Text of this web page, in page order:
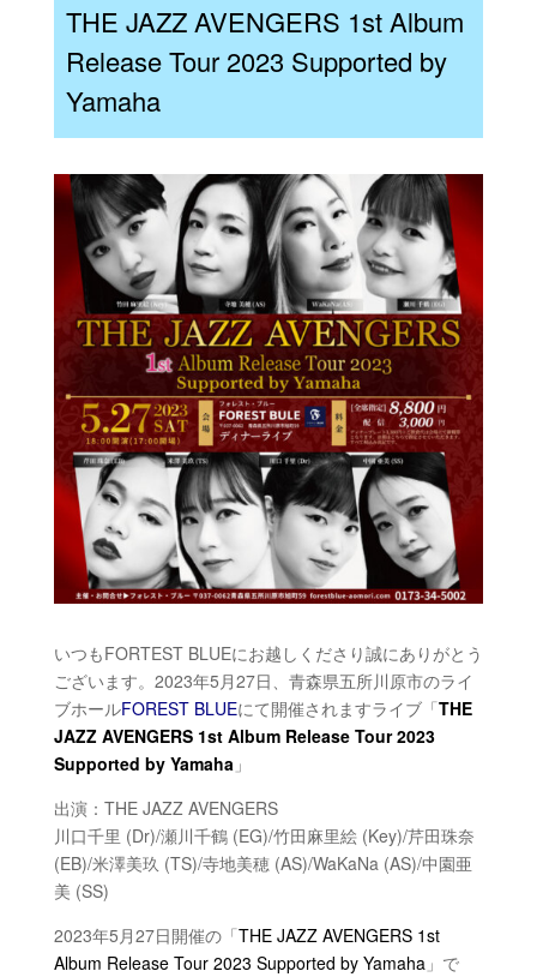
THE JAZZ AVENGERS 1st Album
Release Tour 2023 Supported by
Yamaha
いつもFORTEST BLUEにお越しくださり誠にありがとう
ございます。2023年5月27日、青森県五所川原市のライ
ブホールFOREST BLUEにて開催されますライブ「THE
JAZZ AVENGERS 1st Album Release Tour 2023
Supported by Yamaha」
出演：THE JAZZ AVENGERS
川口千里 (Dr)/瀬川千鶴 (EG)/竹田麻里絵 (Key)/芹田珠奈
(EB)/米澤美玖 (TS)/寺地美穂 (AS)/WaKaNa (AS)/中園亜
美 (SS)
2023年5月27日開催の「THE JAZZ AVENGERS 1st
Album Release Tour 2023 Supported by Yamaha」で